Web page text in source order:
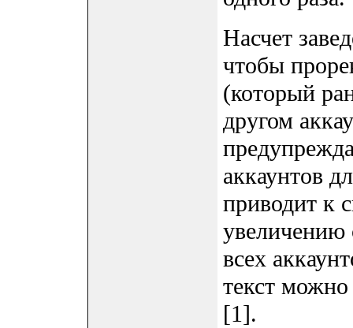
Насчет
чтобы
(который
другом
аккаунтов
приводит к
увеличению
всех
текст можно
[1].